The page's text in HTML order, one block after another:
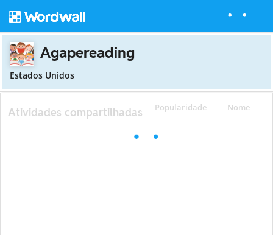
Agapereading
Estados Unidos
Popularidade Nome
Atividades compartilhadas